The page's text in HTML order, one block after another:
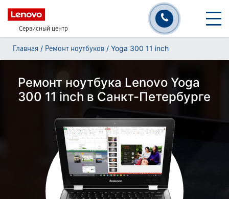
Сервисный центр
Главная / Ремонт ноутбуков / Yoga 300 11 inch
Ремонт ноутбука Lenovo Yoga
300 11 inch в Санкт-Петербурге